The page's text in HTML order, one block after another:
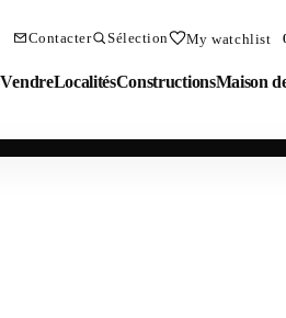
Contacter Sélection My watchlist
VendreLocalitésConstructionsMaison